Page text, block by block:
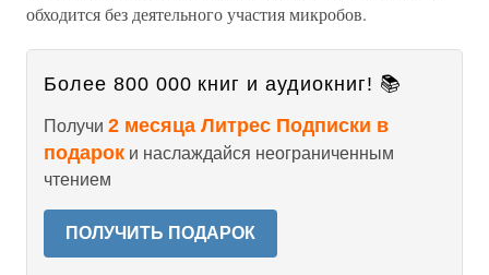
обходится без деятельного участия микробов.
Более 800 000 книг и аудиокниг! 📚
Получи 2 месяца Литрес Подписки в
подарок и наслаждайся неограниченным
чтением
ПОЛУЧИТЬ ПОДАРОК